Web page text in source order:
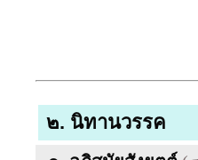
๒. นิทานวรรค